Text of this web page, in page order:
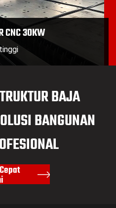
CNC 30KW
BAJA
BANGUNAN